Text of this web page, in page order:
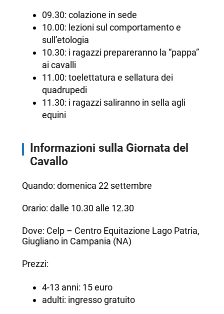
09.30: colazione in sede
10.00: lezioni sul comportamento e
sull’etologia
10.30: i ragazzi prepareranno la “pappa”
ai cavalli
11.00: toelettatura e sellatura dei
quadrupedi
11.30: i ragazzi saliranno in sella agli
equini
Informazioni sulla Giornata del
Cavallo
Quando: domenica 22 settembre
Orario: dalle 10.30 alle 12.30
Dove: Celp – Centro Equitazione Lago Patria,
Giugliano in Campania (NA)
Prezzi:
4-13 anni: 15 euro
adulti: ingresso gratuito